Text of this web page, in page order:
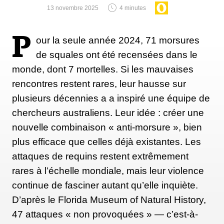
commission sur les ventes, entre 10 et 20 %, selon
aux shops de vendre toute l'année à leurs clients
saisonniers et d'en toucher de nouveaux.
Avez-vous déjà constaté des retombées
pour les magasins indépendants ?
On fait vraiment tout pour éviter qu'ils n'aillent sur
Amazon demain, parce qu'on le sait, ça finit par tuer
les petits commerces. Ce genre de plateforme
communautaire peut aider à faire la différence. Un
magasin de surf, qui était fermé cet hiver, a donné
ses clés au pharmacien d'à côté pour qu'il permette la
récupération des planches, parce que même si le mec
13 novembre 2025 4 minutes
P our la seule année 2024, 71 morsures
de squales ont été recensées dans le
monde, dont 7 mortelles. Si les mauvaises
rencontres restent rares, leur hausse sur
plusieurs décennies a a inspiré une équipe de
chercheurs australiens. Leur idée : créer une
nouvelle combinaison « anti-morsure », bien
plus efficace que celles déjà existantes. Les
attaques de requins restent extrêmement
rares à l’échelle mondiale, mais leur violence
continue de fasciner autant qu’elle inquiète.
D’après le Florida Museum of Natural History,
47 attaques « non provoquées » — c’est-à-